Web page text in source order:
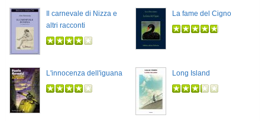
Il carnevale di Nizza e
altri racconti
La fame del Cigno
L'innocenza dell'iguana Long Island